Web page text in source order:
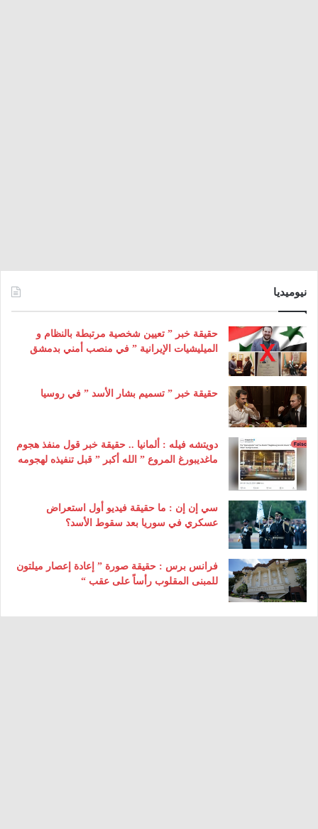
نيوميديا
حقيقة خبر ” تعيين شخصية مرتبطة بالنظام و
الميليشيات الإيرانية ” في منصب أمني بدمشق
حقيقة خبر ” تسميم بشار الأسد ” في روسيا
دويتشه فيله : ألمانيا .. حقيقة خبر قول منفذ هجوم
ماغديبورغ المروع ” الله أكبر ” قبل تنفيذه لهجومه
سي إن إن : ما حقيقة فيديو أول استعراض
عسكري في سوريا بعد سقوط الأسد؟
فرانس برس : حقيقة صورة ” إعادة إعصار ميلتون
للمبنى المقلوب رأساً على عقب “